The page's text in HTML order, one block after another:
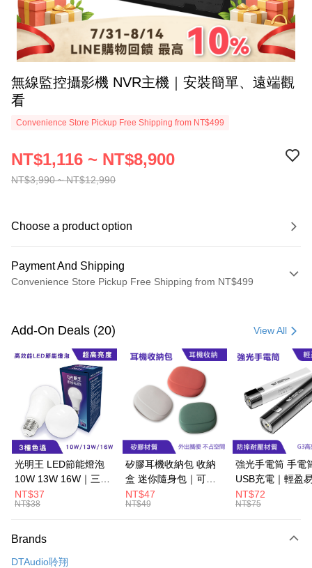
無線監控攝影機 NVR主機｜安裝簡單、遠端觀
看
Convenience Store Pickup Free Shipping from NT$499
NT$3,990 ~ NT$12,990
NT$1,116 ~ NT$8,900
Choose a product option
Payment And Shipping
Convenience Store Pickup Free Shipping from NT$499
Credit Card (Full Payment)
Convenience Store Pickup and Pay
JKOPAY
Easy Wallet
Google Pay
ATM Transfer
Shipping Method
全家取貨付款
Add-On Deals (20) View All
光明王 LED節能燈泡
10W 13W 16W｜三種
色溫、CP值超高
NT$37
NT$38
矽膠耳機收納包 收納
盒 迷你隨身包｜可水
洗、抗衝擊
NT$47
NT$49
強光手電筒 手電
USB充電｜輕盈
生活防水
NT$72
NT$75
Brands
DTAudio聆翔